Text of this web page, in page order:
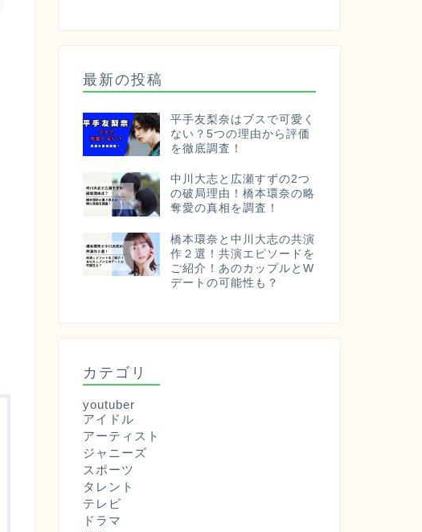
最新の投稿
平手友梨奈はブスで可愛く
ない？5つの理由から評価
を徹底調査！
中川大志と広瀬すずの2つ
の破局理由！橋本環奈の略
奪愛の真相を調査！
橋本環奈と中川大志の共演
作２選！共演エピソードを
ご紹介！あのカップルとW
デートの可能性も？
カテゴリ
youtuber
アイドル
アーティスト
ジャニーズ
スポーツ
タレント
テレビ
ドラマ